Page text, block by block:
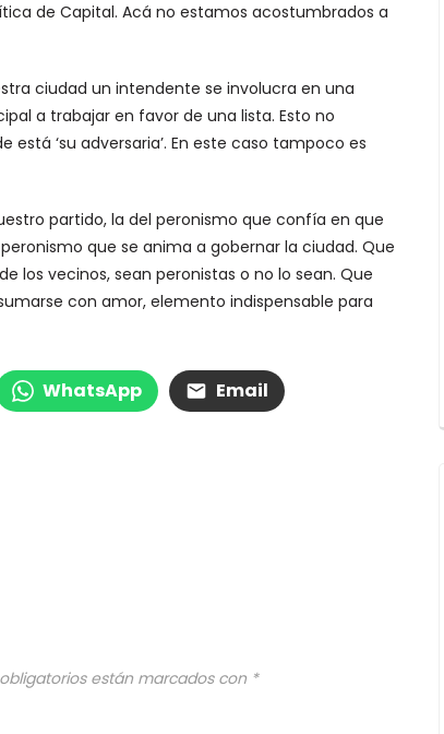
de Capital. Acá no estamos acostumbrados a
ciudad un intendente se involucra en una
a trabajar en favor de una lista. Esto no
‘su adversaria’. En este caso tampoco es
partido, la del peronismo que confía en que
que se anima a gobernar la ciudad. Que
los vecinos, sean peronistas o no lo sean. Que
con amor, elemento indispensable para
WhatsApp Email
están marcados con *